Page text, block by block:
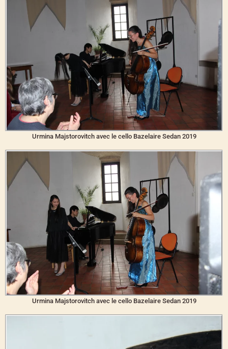
Urmina Majstorovitch avec le cello Bazelaire Sedan 2019
Urmina Majstorovitch avec le cello Bazelaire Sedan 2019